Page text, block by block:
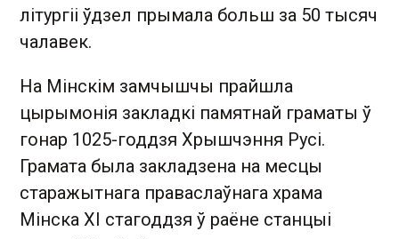
літургіі ўдзел прымала больш за 50 тысяч
чалавек.
На Мінскім замчышчы прайшла
цырымонія закладкі памятнай граматы ў
гонар 1025-годдзя Хрышчэння Русі.
Грамата была закладзена на месцы
старажытнага праваслаўнага храма
Мінска XI стагоддзя ў раёне станцыі